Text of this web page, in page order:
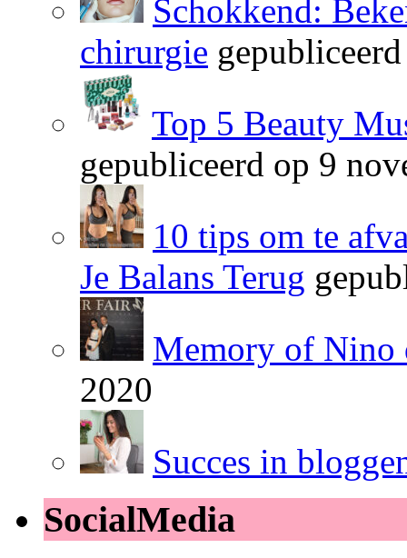
Schokkend:
chirurgie
Top 5 Beauty
gepubliceerd op 9
10 tips om te
Je Balans Terug
Memory of Nino
2020
Succes in
SocialMedia